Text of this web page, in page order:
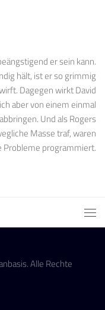
er sein kann.
hält, ist er so grimmig
Dagegen wirkt David
aber von einem einmal
Und als Rogers
Masse traf, waren
Probleme programmiert.
Alle Rechte